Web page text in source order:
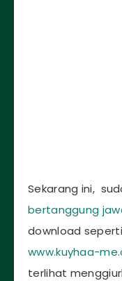
Sekarang ini,
bertanggung
download
www.kuyhaa-
terlihat